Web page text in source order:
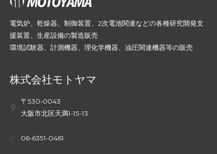
電気炉、乾燥器、制御装置、2次電池関連などの各種研究開発支
援装置、生産設備の製造販売
環境試験器、計測機器、理化学機器、油圧関連機器等の販売
株式会社モトヤマ
〒530-0043
大阪市北区天満1-15-13
06-6351-0461